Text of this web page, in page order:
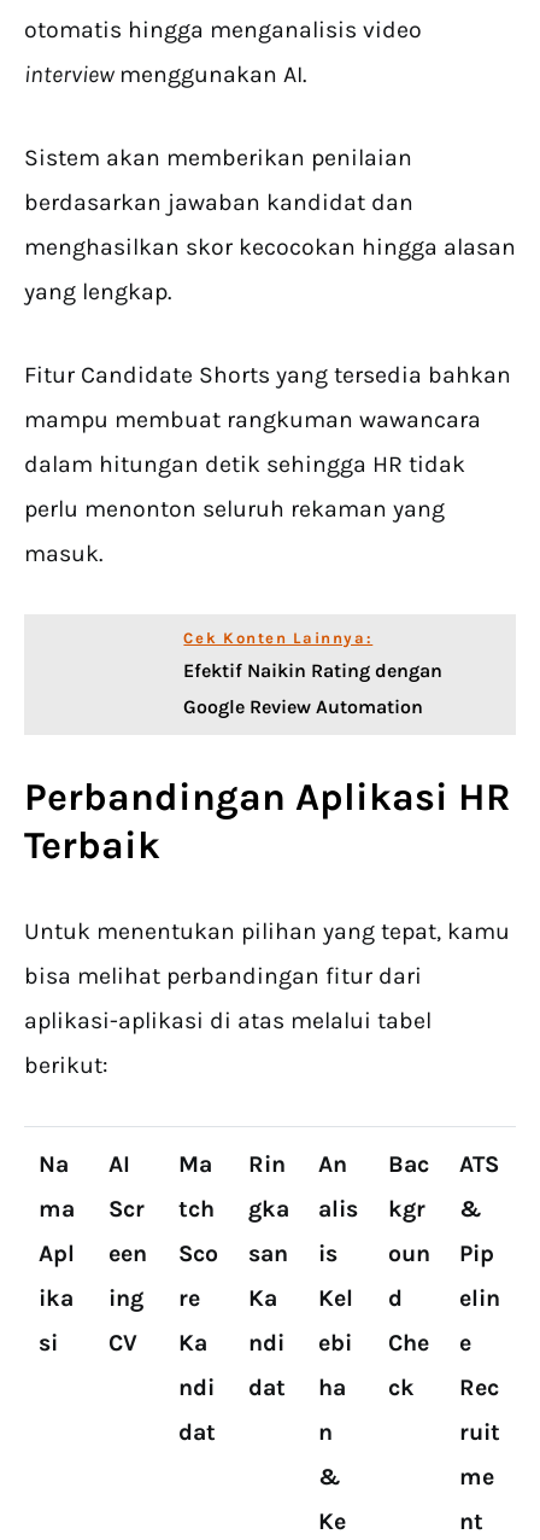
otomatis hingga menganalisis video
interview menggunakan AI.
Sistem akan memberikan penilaian
berdasarkan jawaban kandidat dan
menghasilkan skor kecocokan hingga alasan
yang lengkap.
Fitur Candidate Shorts yang tersedia bahkan
mampu membuat rangkuman wawancara
dalam hitungan detik sehingga HR tidak
perlu menonton seluruh rekaman yang
masuk.
Cek Konten Lainnya:
Efektif Naikin Rating dengan
Google Review Automation
Perbandingan Aplikasi HR
Terbaik
Untuk menentukan pilihan yang tepat, kamu
bisa melihat perbandingan fitur dari
aplikasi-aplikasi di atas melalui tabel
berikut:
Na
ma
Apl
ika
si
AI
Scr
een
ing
CV
Ma
tch
Sco
re
Ka
ndi
dat
Rin
gka
san
Ka
ndi
dat
An
alis
is
Kel
ebi
ha
n
&
Ke
Bac
kgr
oun
d
Che
ck
ATS
&
Pip
elin
e
Rec
ruit
me
nt